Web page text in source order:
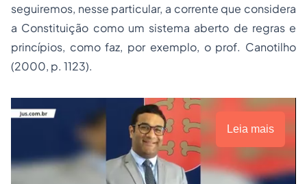
seguiremos, nesse particular, a corrente que considera
a Constituição como um sistema aberto de regras e
princípios, como faz, por exemplo, o prof. Canotilho
(2000, p. 1123).
Leia mais